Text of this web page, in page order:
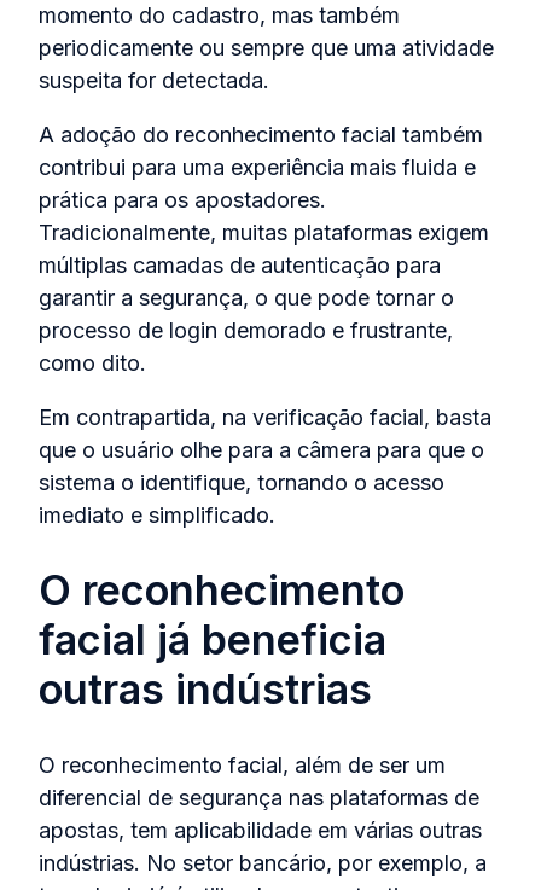
momento do cadastro, mas também
periodicamente ou sempre que uma atividade
suspeita for detectada.
A adoção do reconhecimento facial também
contribui para uma experiência mais fluida e
prática para os apostadores.
Tradicionalmente, muitas plataformas exigem
múltiplas camadas de autenticação para
garantir a segurança, o que pode tornar o
processo de login demorado e frustrante,
como dito.
Em contrapartida, na verificação facial, basta
que o usuário olhe para a câmera para que o
sistema o identifique, tornando o acesso
imediato e simplificado.
O reconhecimento
facial já beneficia
outras indústrias
O reconhecimento facial, além de ser um
diferencial de segurança nas plataformas de
apostas, tem aplicabilidade em várias outras
indústrias. No setor bancário, por exemplo, a